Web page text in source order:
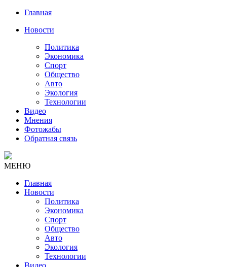
Главная
Новости
Политика
Экономика
Спорт
Общество
Авто
Экология
Технологии
Видео
Мнения
Фотожабы
Обратная связь
МЕНЮ
Главная
Новости
Политика
Экономика
Спорт
Общество
Авто
Экология
Технологии
Видео